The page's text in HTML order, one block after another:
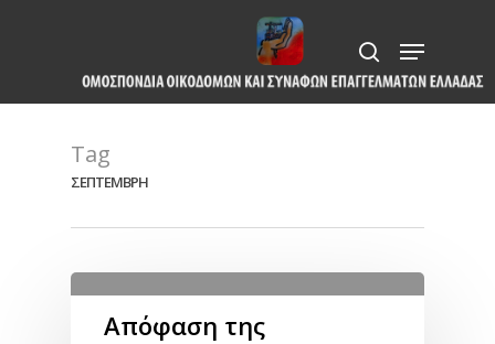
content
search
Menu
Tag
ΣΕΠΤΕΜΒΡΗ
Απόφαση της